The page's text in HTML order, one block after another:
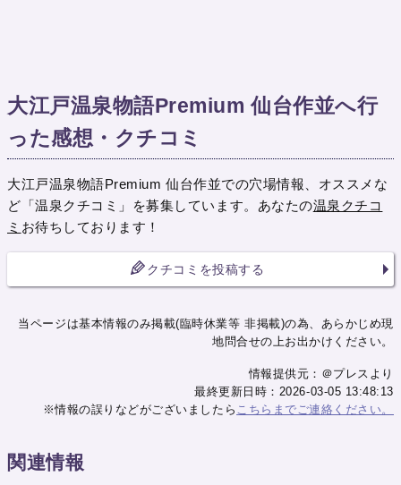
大江戸温泉物語Premium 仙台作並へ行
った感想・クチコミ
大江戸温泉物語Premium 仙台作並での穴場情報、オススメな
ど「温泉クチコミ」を募集しています。あなたの温泉クチコ
ミ お待ちしております！
クチコミを投稿する
当ページは基本情報のみ掲載(臨時休業等 非掲載)の為、あらかじめ現
地問合せの上お出かけください。
情報提供元：＠プレスより
最終更新日時：2026-03-05 13:48:13
※情報の誤りなどがございましたら こちらまでご連絡ください。
関連情報